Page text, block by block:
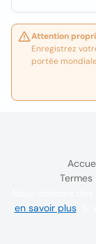
Attention
Enregistrez
portée
Termes
en savoir plus. Si